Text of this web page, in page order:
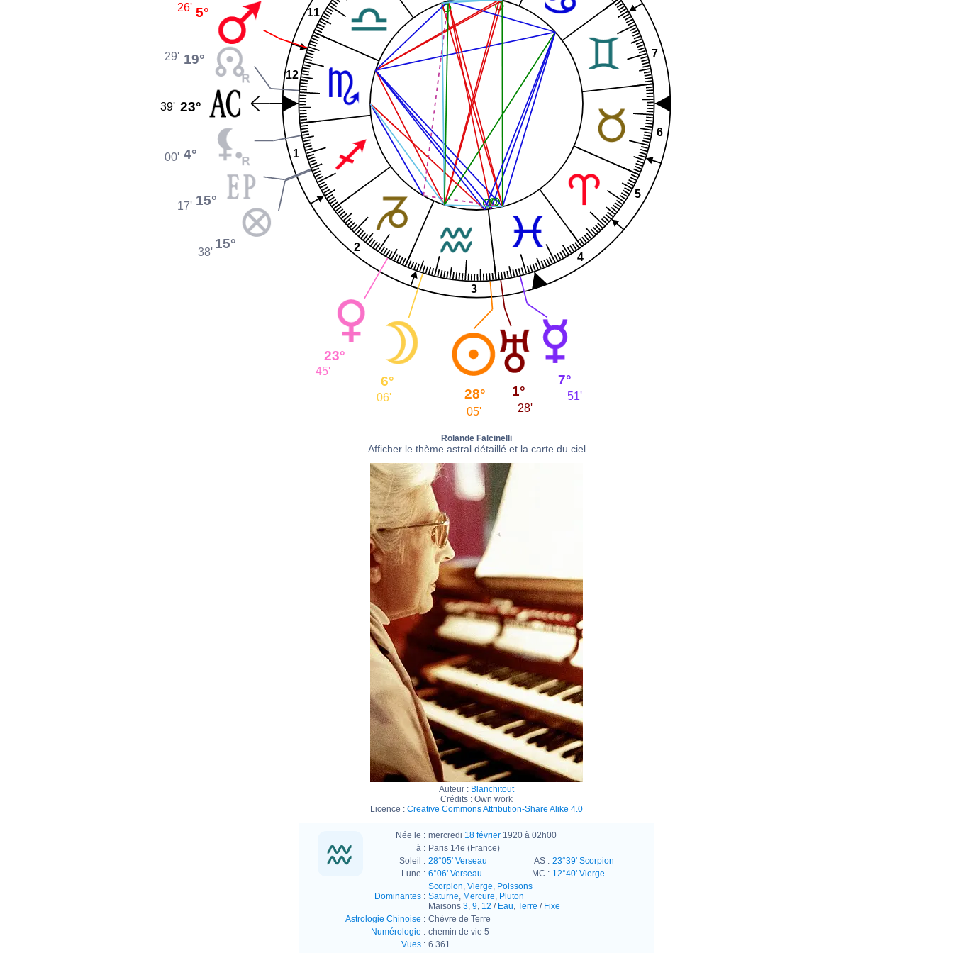
1
2
3
4
5
6
7
11
12
5°
26'
19°
29'
23°
39'
4°
00'
15°
17'
15°
38'
23°
45'
6°
06' 28°
05'
1°
28'
7°
51'
Rolande Falcinelli
Afficher le thème astral détaillé et la carte du ciel
Auteur : Blanchitout
Crédits : Own work
Licence : Creative Commons Attribution-Share Alike 4.0
Née le : mercredi 18 février 1920 à 02h00
à : Paris 14e (France)
Soleil : 28°05' Verseau AS : 23°39' Scorpion
Lune : 6°06' Verseau MC : 12°40' Vierge
Dominantes :
Scorpion, Vierge, Poissons
Saturne, Mercure, Pluton
Maisons 3, 9, 12 / Eau, Terre / Fixe
Astrologie Chinoise : Chèvre de Terre
Numérologie : chemin de vie 5
Vues : 6 361